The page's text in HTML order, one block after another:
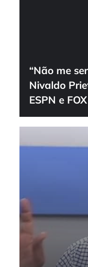
“Não me
Nivaldo
ESPN e